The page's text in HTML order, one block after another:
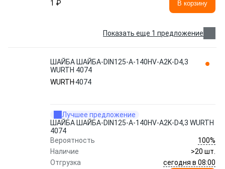
1 ₽
В корзину
Показать еще 1 предложение
ШАЙБА ШАЙБА-DIN125-A-140HV-A2K-D4,3
WURTH 4074
WURTH 4074
Лучшее предложение
ШАЙБА ШАЙБА-DIN125-A-140HV-A2K-D4,3 WURTH
4074
Вероятность
100%
Наличие
>20 шт.
Отгрузка
сегодня в 08:00